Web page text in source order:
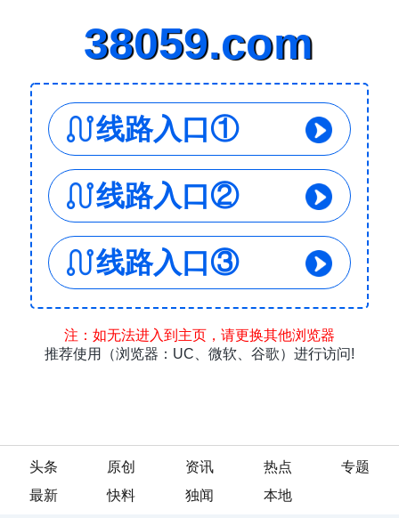
头条 原创 资讯 热点
专题
最新
快料 独闻 本地